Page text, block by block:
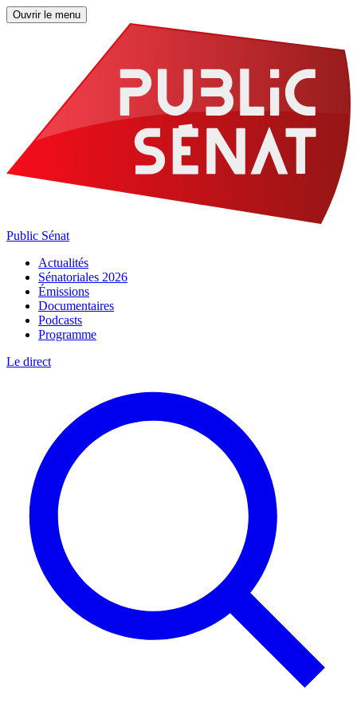
Ouvrir le menu
Public Sénat
Actualités
Sénatoriales 2026
Émissions
Documentaires
Podcasts
Programme
Le direct